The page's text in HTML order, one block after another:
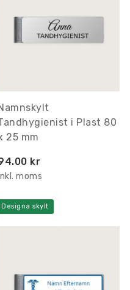
i Plast 80
25 mm
kr
Inkl. moms
Designa skylt